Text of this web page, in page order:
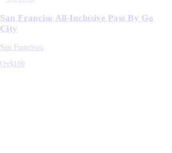
San Franciso All-Inclusive Pass By Go
City
San Francisco
От$109